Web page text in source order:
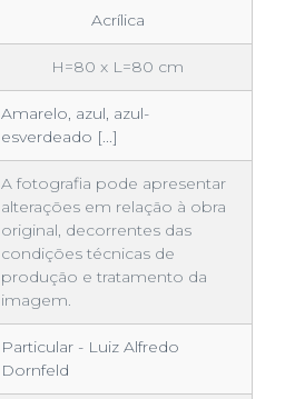
Acrílica
H=80 x L=80 cm
Amarelo, azul, azul-
esverdeado [...]
A fotografia pode apresentar
alterações em relação à obra
original, decorrentes das
condições técnicas de
produção e tratamento da
imagem.
Particular - Luiz Alfredo
Dornfeld